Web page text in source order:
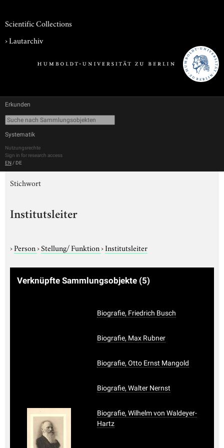
Scientific Collections
›Lautarchiv
Erkunden
Systematik
Nutzungsrechte
Sign in for research access
EN / DE
Stichwort
Institutsleiter
›Person›Stellung/ Funktion›Institutsleiter
Verknüpfte Sammlungsobjekte (5)
Biografie, Friedrich Busch
Biografie, Max Rubner
Biografie, Otto Ernst Mangold
Biografie, Walter Nernst
Biografie, Wilhelm von Waldeyer-
Hartz